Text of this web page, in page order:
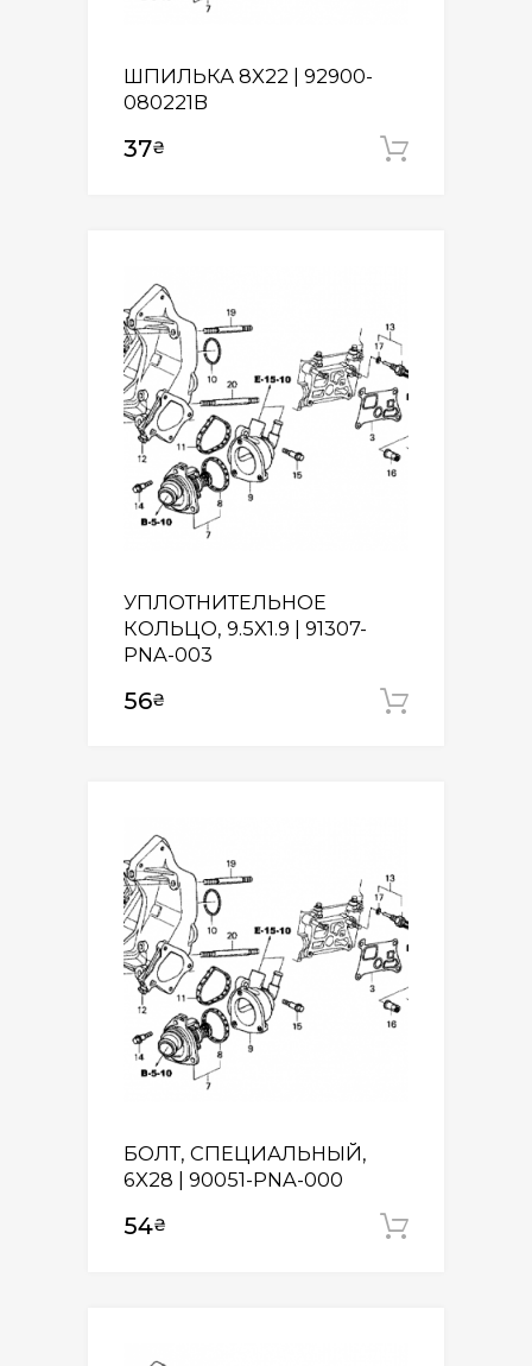
ШПИЛЬКА 8X22 | 92900-
080221B
37₴
УПЛОТНИТЕЛЬНОЕ
КОЛЬЦО, 9.5X1.9 | 91307-
PNA-003
56₴
БОЛТ, СПЕЦИАЛЬНЫЙ,
6X28 | 90051-PNA-000
54₴